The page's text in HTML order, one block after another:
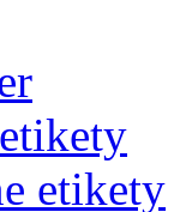
etikety